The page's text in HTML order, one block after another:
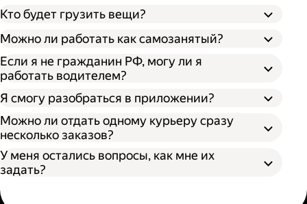
Кто будет грузить вещи?
Можно ли работать как самозанятый?
Если я не гражданин РФ, могу ли я
работать водителем?
Я смогу разобраться в приложении?
Можно ли отдать одному курьеру сразу
несколько заказов?
У меня остались вопросы, как мне их
задать?